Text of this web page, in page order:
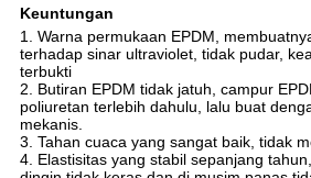
Keuntungan
1. Warna permukaan EPDM,
terhadap sinar ultraviolet, tidak pudar,
terbukti
2. Butiran EPDM tidak jatuh, campur
poliuretan terlebih dahulu, lalu buat
mekanis.
3. Tahan cuaca yang sangat baik, tidak
4. Elastisitas yang stabil sepanjang